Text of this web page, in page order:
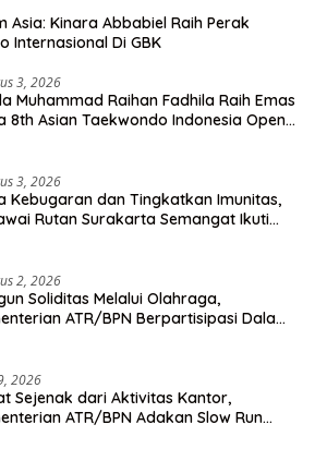
Asia: Kinara Abbabiel Raih Perak
Internasional Di GBK
3, 2026
Muhammad Raihan Fadhila Raih Emas
8th Asian Taekwondo Indonesia Open
3, 2026
Kebugaran dan Tingkatkan Imunitas,
Rutan Surakarta Semangat Ikuti
2, 2026
Soliditas Melalui Olahraga,
ATR/BPN Berpartisipasi Dalam
2026
Sejenak dari Aktivitas Kantor,
ATR/BPN Adakan Slow Run